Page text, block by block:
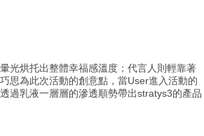
光烘托出整體幸福感溫度；代言人則輕靠著
思為此次活動的創意點，當User進入活動的
過乳液一層層的滲透順勢帶出stratys3的產品